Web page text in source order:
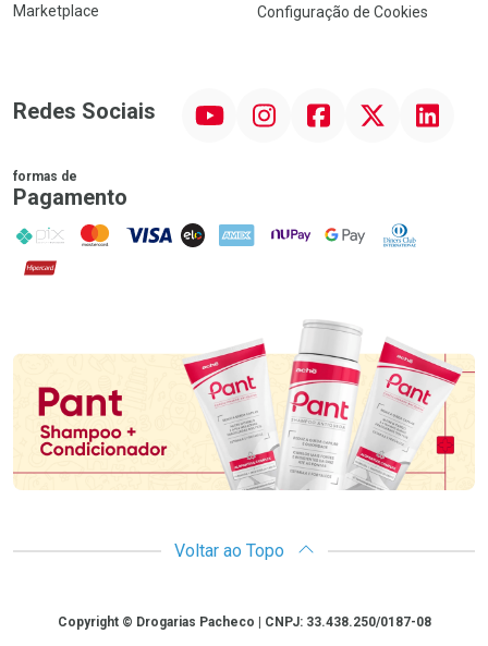
Marketplace
Configuração de Cookies
Redes Sociais InstagramFacebook Linkedin
formas de
Pagamento
PIX MasterCard
VISA ELO AMEX NuPay Google PayDiners Club
Hipercard
Promoção em Destaque
Voltar ao Topo
CopyrightCopyright © Drogarias Pacheco | CNPJ: 33.438.250/0187-08